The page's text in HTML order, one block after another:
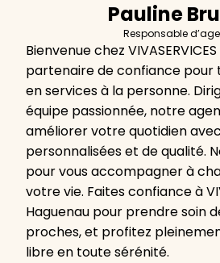
Pauline
Responsable
Bienvenue chez
partenaire de confiance pour
en services à la personne.
équipe passionnée, notre
améliorer votre quotidien
personnalisées et de qualité.
pour vous accompagner à
votre vie. Faites confiance à
Haguenau pour prendre soin
proches, et profitez
libre en toute sérénité.